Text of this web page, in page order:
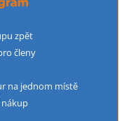
zpět
členy
na jednom místě